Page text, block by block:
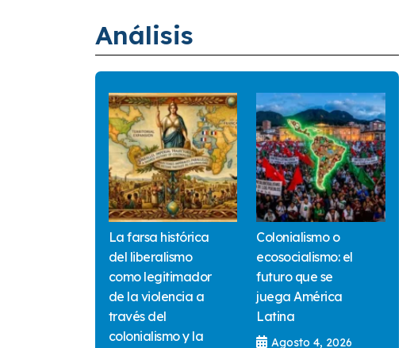
Análisis
La farsa histórica
del liberalismo
como legitimador
de la violencia a
través del
colonialismo y la
Colonialismo o
ecosocialismo: el
futuro que se
juega América
Latina
Agosto 4, 2026